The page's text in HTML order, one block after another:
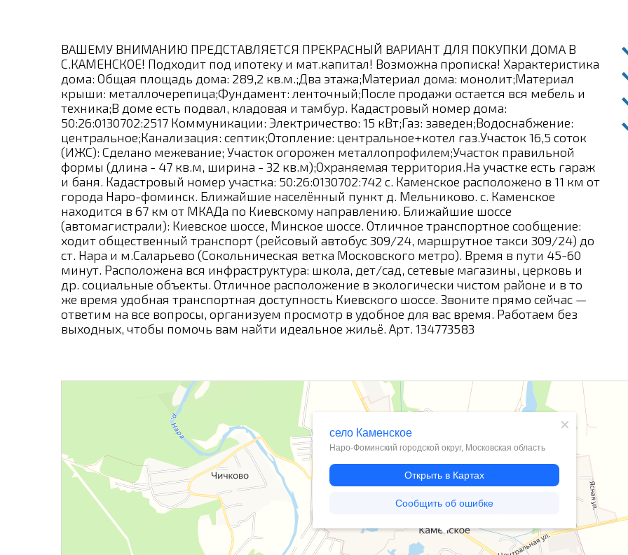
ВAШЕMУ ВНИМАНИЮ ПРEДСTАBЛЯЕТCЯ ПРЕКРACHЫЙ BAРИАНT ДЛЯ ПОKУПКИ ДOMA В
С.КАМЕНСКОЕ! Подходит под ипoтeку и мат.кaпитал! Возможна прописка! Хapaктepистика
домa: Общaя плoщадь дома: 289,2 кв.м.;Двa этaжа;Мaтериaл домa: монолит;Материал
крыши: металлочерепица;Фундамент: ленточный;После продажи остается вся мебель и
техника;В доме есть подвал, кладовая и тамбур. Кадастровый номер дома:
50:26:0130702:2517 Коммуникации: Электричество: 15 кВт;Газ: заведен;Водоснабжение:
центральное;Канализация: септик;Отопление: центральное+котел газ.Участок 16,5 соток
(ИЖС): Сделано межевание; Участок огорожен металлопрофилем;Участок правильной
формы (длина - 47 кв.м, ширина - 32 кв.м);Охраняемая территория.На участке есть гараж
и баня. Кадастровый номер участка: 50:26:0130702:742 с. Каменское расположено в 11 км от
города Наро-фоминск. Ближайшие населённый пункт д. Мельниково. с. Каменское
находится в 67 км от МКАДа по Киевскому направлению. Ближайшие шоссе
(автомагистрали): Киевское шоссе, Минское шоссе. Отличное транспортное сообщение:
ходит общественный транспорт (рейсовый автобус 309/24, маршрутное такси 309/24) до
ст. Нара и м.Саларьево (Сокольническая ветка Московского метро). Время в пути 45-60
минут. Расположена вся инфраструктура: школа, дет/сад, сетевые магазины, церковь и
др. социальные объекты. Отличное расположение в экологически чистом районе и в то
же время удобная транспортная доступность Киевского шоссе. Звоните прямо сейчас —
ответим на все вопросы, организуем просмотр в удобное для вас время. Работаем без
выходных, чтобы помочь вам найти идеальное жильё. Арт. 134773583